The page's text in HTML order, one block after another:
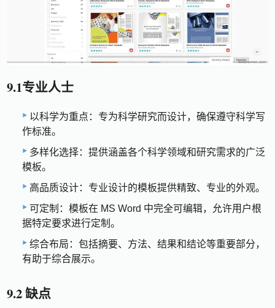
9.1专业人士
以科学为重点：专为科学研究而设计，确保遵守科学写
作标准。
多样化选择：提供涵盖各个科学领域和研究需求的广泛
模板。
高品质设计：专业设计的模板提供精致、专业的外观。
可定制：模板在 MS Word 中完全可编辑，允许用户根
据特定要求进行定制。
综合布局：包括摘要、方法、结果和结论等重要部分，
有助于综合展示。
9.2 缺点